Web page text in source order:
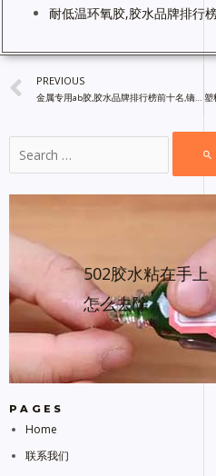
耐低温环氧胶,胶水品牌排行
PREVIOUS
金属专用ab胶,胶水品牌排行榜前十名,镝普材料胶粘剂厂家批发
502胶水粘在手上
怎么去除
PAGES
Home
联系我们